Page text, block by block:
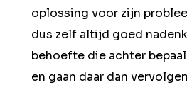
oplossing voor zijn
dus zelf altijd goed
behoefte die achter
en gaan daar dan